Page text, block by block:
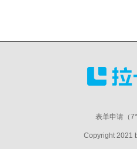
表单申请（
Copyright 2021